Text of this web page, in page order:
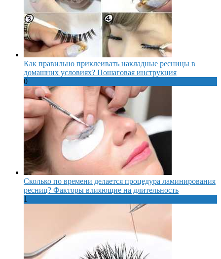
Как правильно приклеивать накладные ресницы в
домашних условиях? Пошаговая инструкция
0
Сколько по времени делается процедура ламинирования
ресниц? Факторы влияющие на длительность
1